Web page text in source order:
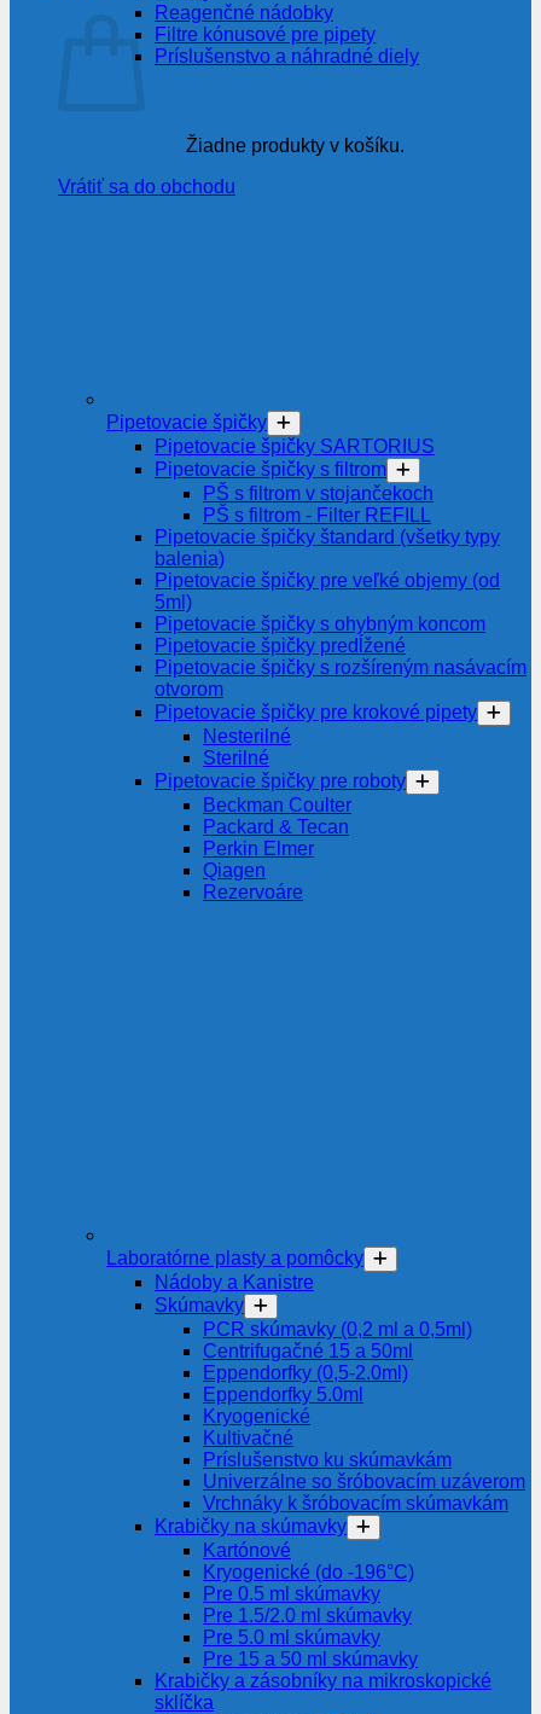
Žiadne produkty v košíku.
Vrátiť sa do obchodu
Reagenčné nádobky
Filtre kónusové pre pipety
Príslušenstvo a náhradné diely
Pipetovacie špičky
Pipetovacie špičky SARTORIUS
Pipetovacie špičky s filtrom
PŠ s filtrom v stojančekoch
PŠ s filtrom - Filter REFILL
Pipetovacie špičky štandard (všetky typy
balenia)
Pipetovacie špičky pre veľké objemy (od
5ml)
Pipetovacie špičky s ohybným koncom
Pipetovacie špičky predĺžené
Pipetovacie špičky s rozšíreným nasávacím
otvorom
Pipetovacie špičky pre krokové pipety
Nesterilné
Sterilné
Pipetovacie špičky pre roboty
Beckman Coulter
Packard & Tecan
Perkin Elmer
Qiagen
Rezervoáre
Laboratórne plasty a pomôcky
Nádoby a Kanistre
Skúmavky
PCR skúmavky (0,2 ml a 0,5ml)
Centrifugačné 15 a 50ml
Eppendorfky (0,5-2.0ml)
Eppendorfky 5.0ml
Kryogenické
Kultivačné
Príslušenstvo ku skúmavkám
Univerzálne so šróbovacím uzáverom
Vrchnáky k šróbovacím skúmavkám
Krabičky na skúmavky
Kartónové
Kryogenické (do -196°C)
Pre 0.5 ml skúmavky
Pre 1.5/2.0 ml skúmavky
Pre 5.0 ml skúmavky
Pre 15 a 50 ml skúmavky
Krabičky a zásobníky na mikroskopické
sklíčka